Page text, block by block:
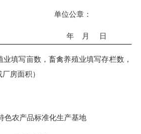
单位公章：
年 月 日
业填写亩数，畜禽养殖业填写存栏数，
房面积）
色农产品标准化生产基地